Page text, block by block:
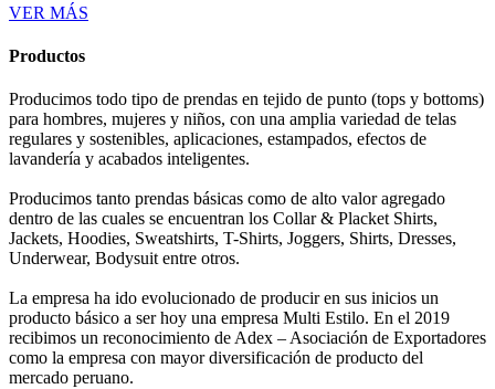
VER MÁS
Productos
Producimos todo tipo de prendas en tejido de punto (tops y bottoms)
para hombres, mujeres y niños, con una amplia variedad de telas
regulares y sostenibles, aplicaciones, estampados, efectos de
lavandería y acabados inteligentes.
Producimos tanto prendas básicas como de alto valor agregado
dentro de las cuales se encuentran los Collar & Placket Shirts,
Jackets, Hoodies, Sweatshirts, T-Shirts, Joggers, Shirts, Dresses,
Underwear, Bodysuit entre otros.
La empresa ha ido evolucionado de producir en sus inicios un
producto básico a ser hoy una empresa Multi Estilo. En el 2019
recibimos un reconocimiento de Adex – Asociación de Exportadores
como la empresa con mayor diversificación de producto del
mercado peruano.